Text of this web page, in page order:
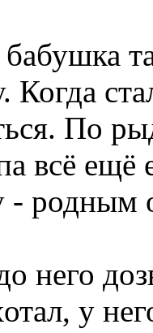
Когда
По
всё ещё
- родным
него
у